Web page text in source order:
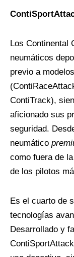
Los Continental
neumáticos
previo a
ContiTrack),
aficionado sus
seguridad.
neumático
como fuera de
de los pilotos
Es el cuarto de
tecnologías
Desarrollado y